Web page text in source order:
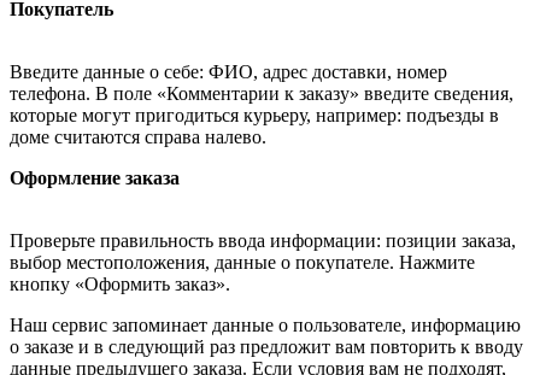
Покупатель
Введите данные о себе: ФИО, адрес доставки, номер
телефона. В поле «Комментарии к заказу» введите сведения,
которые могут пригодиться курьеру, например: подъезды в
доме считаются справа налево.
Оформление заказа
Проверьте правильность ввода информации: позиции заказа,
выбор местоположения, данные о покупателе. Нажмите
кнопку «Оформить заказ».
Наш сервис запоминает данные о пользователе, информацию
о заказе и в следующий раз предложит вам повторить к вводу
данные предыдущего заказа. Если условия вам не подходят,